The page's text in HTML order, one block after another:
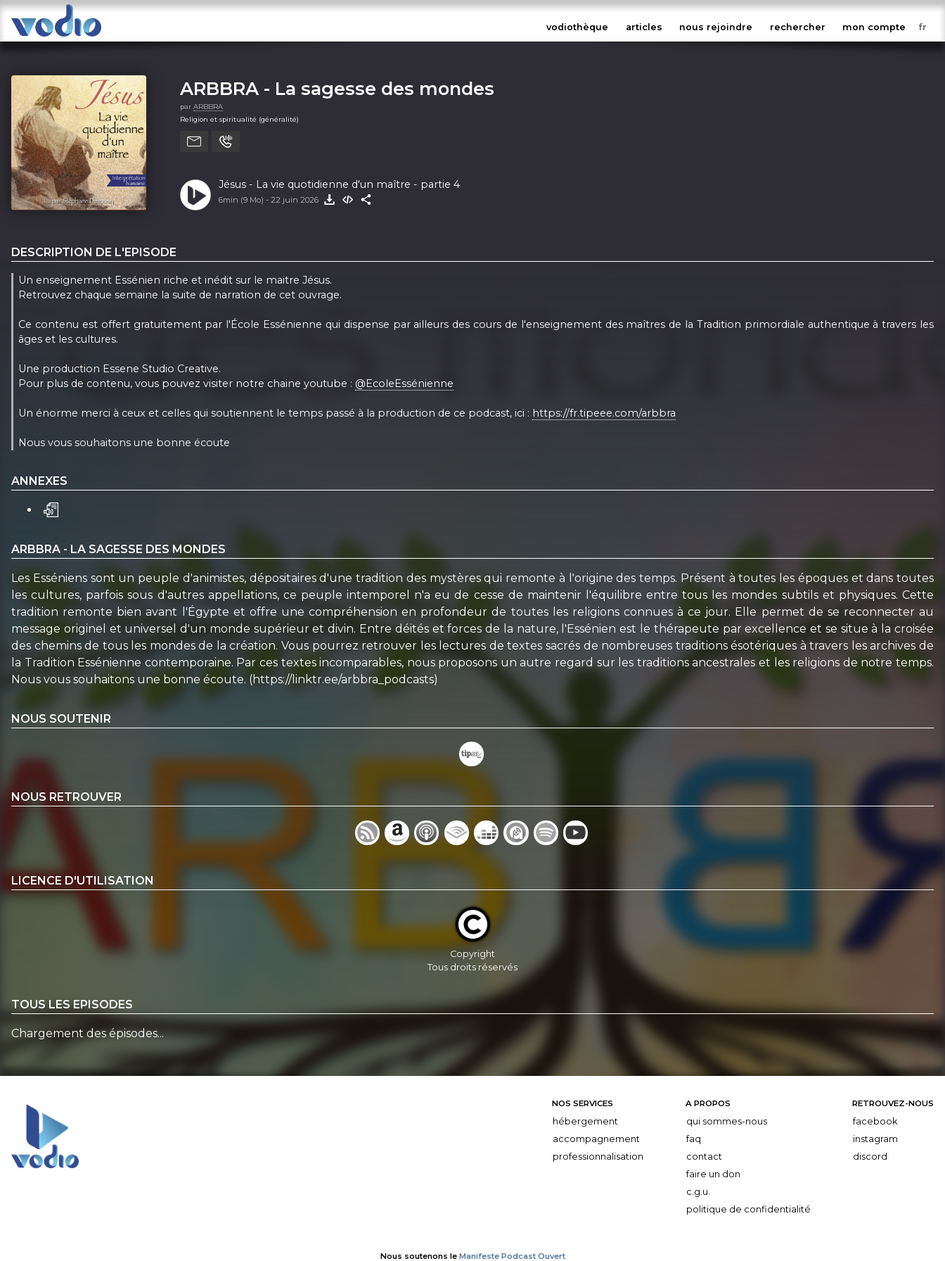
vodiothèque articles nous rejoindre rechercher mon compte
ARBBRA - La sagesse des mondes
par ARBBRA
Religion et spiritualité (généralité)
Jésus - La vie quotidienne d'un maître - partie 4
6min (9 Mo) - 22 juin 2026
DESCRIPTION DE L'EPISODE
Un enseignement Essénien riche et inédit sur le maitre Jésus.
Retrouvez chaque semaine la suite de narration de cet ouvrage.
Ce contenu est offert gratuitement par l'École Essénienne qui dispense par ailleurs des cours de l'enseignement des maîtres de la Tradition primordiale authentique à travers les
âges et les cultures.
Une production Essene Studio Creative.
Pour plus de contenu, vous pouvez visiter notre chaine youtube : @EcoleEssénienne
Un énorme merci à ceux et celles qui soutiennent le temps passé à la production de ce podcast, ici : https://fr.tipeee.com/arbbra
Nous vous souhaitons une bonne écoute
ANNEXES
ARBBRA - LA SAGESSE DES MONDES
Les Esséniens sont un peuple d'animistes, dépositaires d'une tradition des mystères qui remonte à l'origine des temps. Présent à toutes les époques et dans toutes
les cultures, parfois sous d'autres appellations, ce peuple intemporel n'a eu de cesse de maintenir l'équilibre entre tous les mondes subtils et physiques. Cette
tradition remonte bien avant l'Égypte et offre une compréhension en profondeur de toutes les religions connues à ce jour. Elle permet de se reconnecter au
message originel et universel d'un monde supérieur et divin. Entre déités et forces de la nature, l'Essénien est le thérapeute par excellence et se situe à la croisée
des chemins de tous les mondes de la création. Vous pourrez retrouver les lectures de textes sacrés de nombreuses traditions ésotériques à travers les archives de
la Tradition Essénienne contemporaine. Par ces textes incomparables, nous proposons un autre regard sur les traditions ancestrales et les religions de notre temps.
Nous vous souhaitons une bonne écoute. (https://linktr.ee/arbbra_podcasts)
NOUS SOUTENIR
NOUS RETROUVER
LICENCE D'UTILISATION
Copyright
Tous droits réservés
TOUS LES EPISODES
Chargement des épisodes...
NOS SERVICES
hébergement
accompagnement
professionnalisation
A PROPOS
qui sommes-nous
faq
contact
faire un don
c.g.u.
politique de confidentialité
RETROUVEZ-NOUS
facebook
instagram
discord
Nous soutenons le Manifeste Podcast Ouvert